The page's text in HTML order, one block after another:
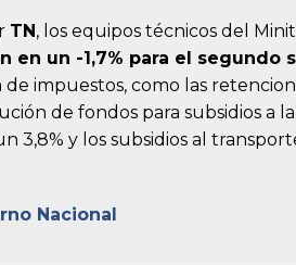
TN , los equipos técnicos del
en un -1,7% para el segundo
de impuestos, como las
de fondos para subsidios a
3,8% y los subsidios al
Nacional